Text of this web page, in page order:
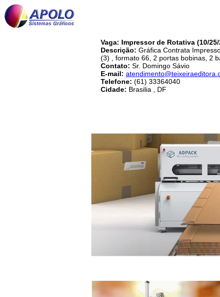
Vaga: Impressor de Rotativa (10/25/
Descrição: Gráfica Contrata
(3) , formato 66, 2 portas bobinas, 2
Contato: Sr. Domingo Sávio
E-mail:
Telefone: (61) 33364040
Cidade: Brasilia , DF